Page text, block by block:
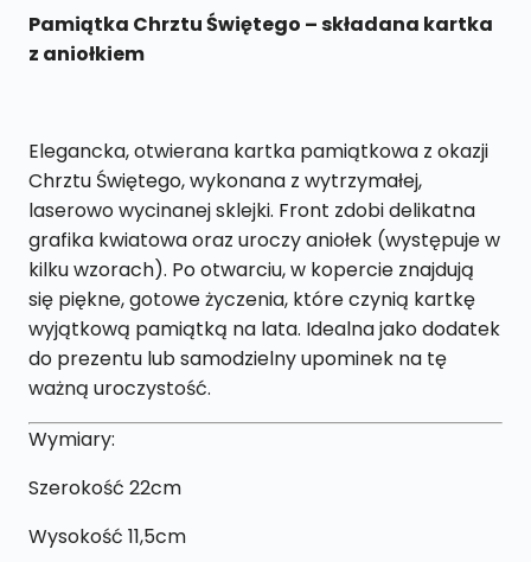
z
aniołkiem
Pamiątka Chrztu Świętego – składana kartka
z aniołkiem
Elegancka, otwierana kartka pamiątkowa z okazji
Chrztu Świętego, wykonana z wytrzymałej,
laserowo wycinanej sklejki. Front zdobi delikatna
grafika kwiatowa oraz uroczy aniołek (występuje w
kilku wzorach). Po otwarciu, w kopercie znajdują
się piękne, gotowe życzenia, które czynią kartkę
wyjątkową pamiątką na lata. Idealna jako dodatek
do prezentu lub samodzielny upominek na tę
ważną uroczystość.
Wymiary:
Szerokość 22cm
Wysokość 11,5cm